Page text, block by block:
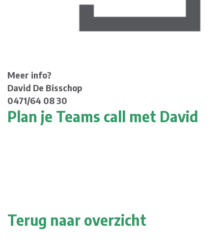
Meer info?
David De Bisschop
0471/64 08 30
Plan je Teams call met David
Terug naar overzicht